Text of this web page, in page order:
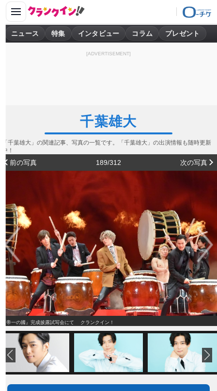
ニュース 特集 インタビュー コラム プレゼント
[ADVERTISEMENT]
千葉雄大
「千葉雄大」の関連記事、写真の一覧です。「千葉雄大」の出演情報も随時更新
中！
前の写真 189/312 次の写真
『帝一の國』完成披露試写会にて クランクイン！